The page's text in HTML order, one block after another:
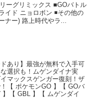
ーグリミックス ■GOバトル
イド ニョロボン ◾️その他の
ナー) 路上時代やラ...
ドあり】最強が無料で入手可
選択も！ムゲンダイナ実
マックスゲンガー復刻！ザ
【 ポケモンGO 】【 GOバ
】【 GBL 】【 ムゲンダイ